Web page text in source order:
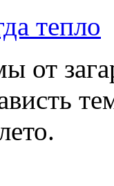
тепло
от